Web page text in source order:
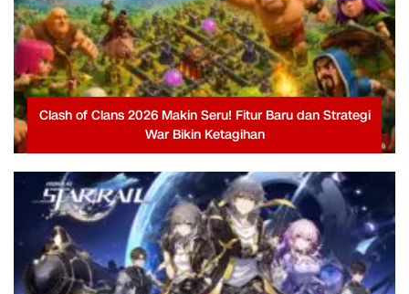
Clash of Clans 2026 Makin Seru! Fitur Baru dan Strategi
War Bikin Ketagihan